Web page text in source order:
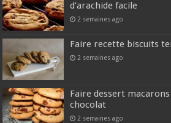
d’arachide facile
2 semaines ago
Faire recette biscuits
2 semaines ago
Faire dessert
chocolat
2 semaines ago